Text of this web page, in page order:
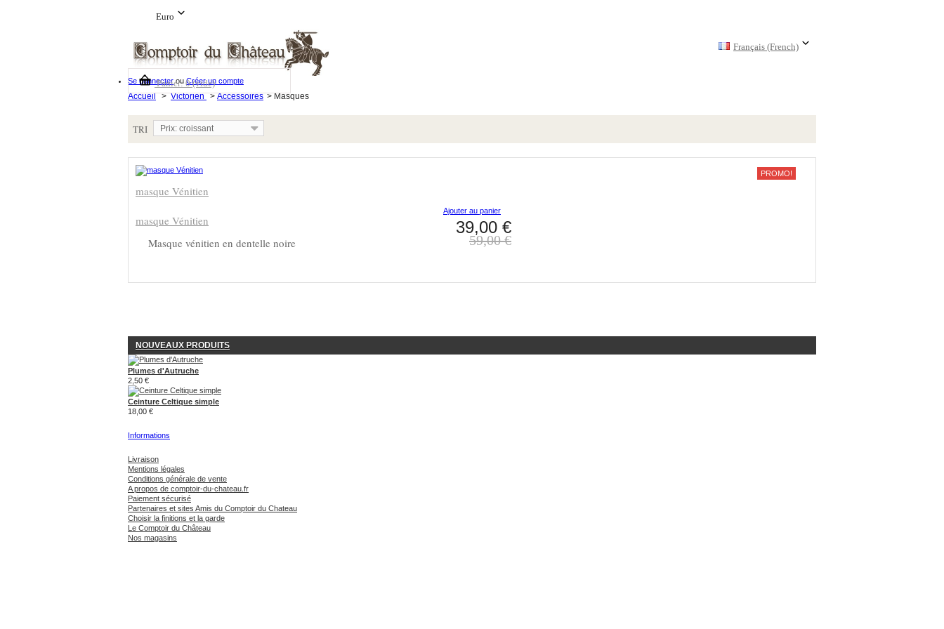
Euro
Français (French)
Se connecterouCréer un compte
Panier: 0 (vide)
Accueil > Victorien > Accessoires > Masques
TRI Prix: croissant
PROMO!
masque Vénitien
masque Vénitien
Masque vénitien en dentelle noire
Ajouter au panier
39,00 €
59,00 €
NOUVEAUX PRODUITS
Plumes d'Autruche
2,50 €
Ceinture Celtique simple
18,00 €
Informations
Livraison
Mentions légales
Conditions générale de vente
A propos de comptoir-du-chateau.fr
Paiement sécurisé
Partenaires et sites Amis du Comptoir du Chateau
Choisir la finitions et la garde
Le Comptoir du Château
Nos magasins